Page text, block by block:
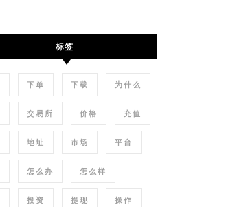
标签
下单 下载 为什么
交易所 价格 充值
地址 市场 平台
怎么办 怎么样
投资 提现 操作